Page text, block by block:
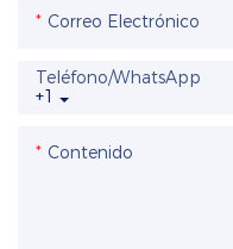
Correo Electrónico
+1
Teléfono/WhatsApp
Contenido